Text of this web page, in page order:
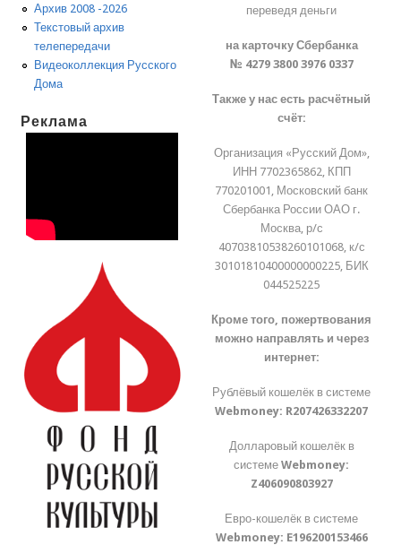
Архив 2008 -2026
Текстовый архив
телепередачи
Видеоколлекция Русского
Дома
Реклама
переведя деньги
на карточку Сбербанка
№ 4279 3800 3976 0337
Также у нас есть расчётный
счёт:
Организация «Русский Дом»,
ИНН 7702365862, КПП
770201001, Московский банк
Сбербанка России ОАО г.
Москва, р/с
40703810538260101068, к/с
30101810400000000225, БИК
044525225
Кроме того, пожертвования
можно направлять и через
интернет:
Рублёвый кошелёк в системе
Webmoney: R207426332207
Долларовый кошелёк в
системеWebmoney:
Z406090803927
Евро-кошелёк в системе
Webmoney: E196200153466